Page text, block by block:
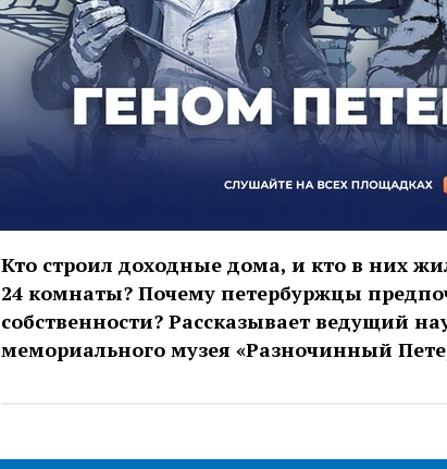
Кто строил доходные дома, и кто в них
24 комнаты? Почему петербуржцы
собственности? Рассказывает ведущий
мемориального музея «Разночинный